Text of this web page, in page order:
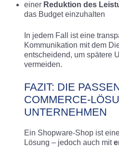
einer Reduktion des
das Budget einzuhalten
In jedem Fall ist eine
Kommunikation mit dem
entscheidend, um spätere
vermeiden.
FAZIT: DIE
COMMERCE-
UNTERNEHMEN
Ein Shopware-Shop ist
Lösung – jedoch auch mit